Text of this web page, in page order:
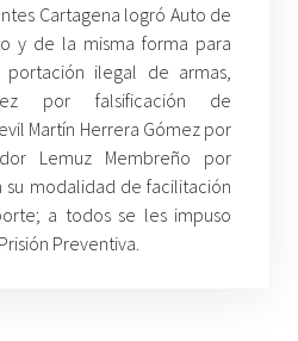
Cartagena logró Auto de
y de la misma forma para
ilegal de armas,
por falsificación de
Martín Herrera Gómez por
Lemuz Membreño por
su modalidad de facilitación
a todos se les impuso
Preventiva.